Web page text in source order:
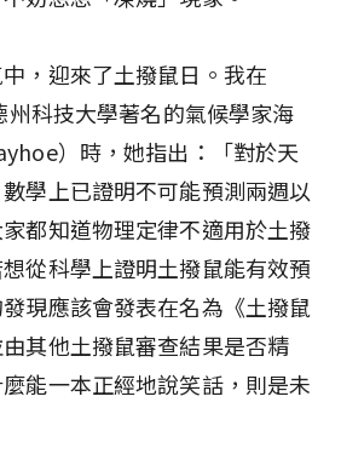
，迎來了土撥鼠日。我在
科技大學著名的氣候學家海
）時，她指出：「對於天
學上已證明不可能預測兩週以
都知道物理定律不適用於土撥
從科學上證明土撥鼠能有效預
現應該會發表在名為《土撥鼠
其他土撥鼠審查結果是否精
能一本正經地說笑話，則是未